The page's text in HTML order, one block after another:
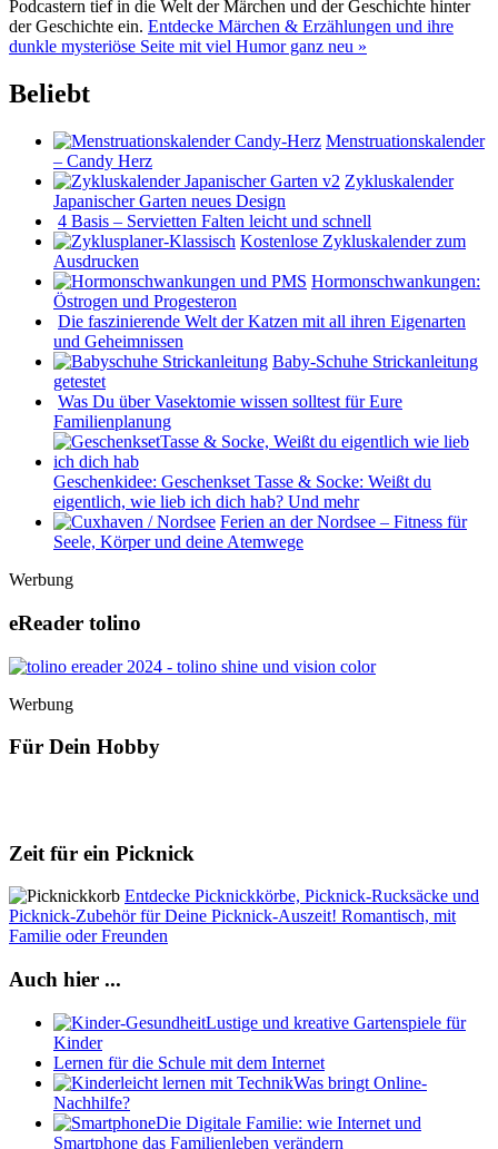
Podcastern tief in die Welt der Märchen und der Geschichte hinter
der Geschichte ein. Entdecke Märchen & Erzählungen und ihre
dunkle mysteriöse Seite mit viel Humor ganz neu »
Beliebt
Menstruationskalender
– Candy Herz
Zykluskalender
Japanischer Garten neues Design
4 Basis – Servietten Falten leicht und schnell
Kostenlose Zykluskalender zum
Ausdrucken
Hormonschwankungen:
Östrogen und Progesteron
Die faszinierende Welt der Katzen mit all ihren Eigenarten
und Geheimnissen
Baby-Schuhe Strickanleitung
getestet
Was Du über Vasektomie wissen solltest für Eure
Familienplanung
Geschenkidee: Geschenkset Tasse & Socke: Weißt du
eigentlich, wie lieb ich dich hab? Und mehr
Ferien an der Nordsee – Fitness für
Seele, Körper und deine Atemwege
Werbung
eReader tolino
Werbung
Für Dein Hobby
Zeit für ein Picknick
Entdecke Picknickkörbe, Picknick-Rucksäcke und
Picknick-Zubehör für Deine Picknick-Auszeit! Romantisch, mit
Familie oder Freunden
Auch hier ...
Lustige und kreative Gartenspiele für
Kinder
Lernen für die Schule mit dem Internet
Was bringt Online-
Nachhilfe?
Die Digitale Familie: wie Internet und
Smartphone das Familienleben verändern